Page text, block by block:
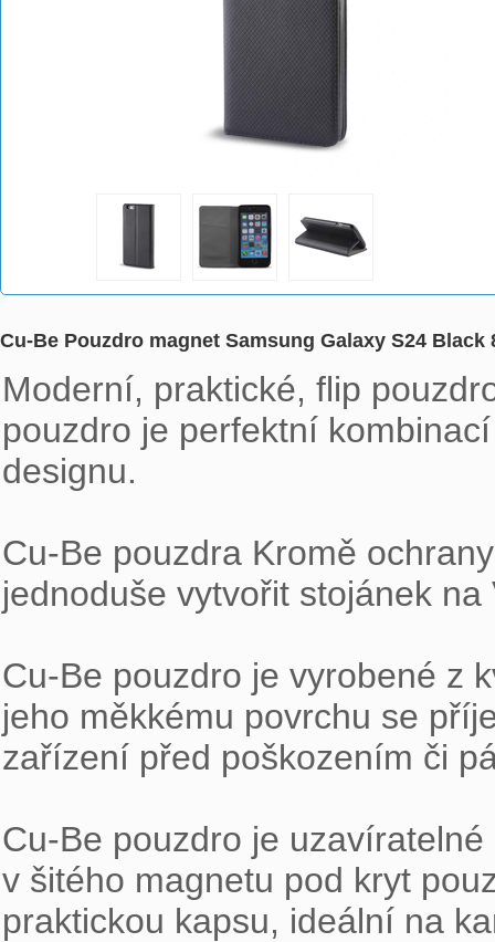
Cu-Be Pouzdro magnet Samsung Galaxy S24 Black
Moderní, praktické, flip
pouzdro je perfektní
designu.
Cu-Be pouzdra Kromě
jednoduše vytvořit stojánek
Cu-Be pouzdro je vyrobené z
jeho měkkému povrchu se
zařízení před poškozením či
Cu-Be pouzdro je
v šitého magnetu pod kryt
praktickou kapsu, ideální na